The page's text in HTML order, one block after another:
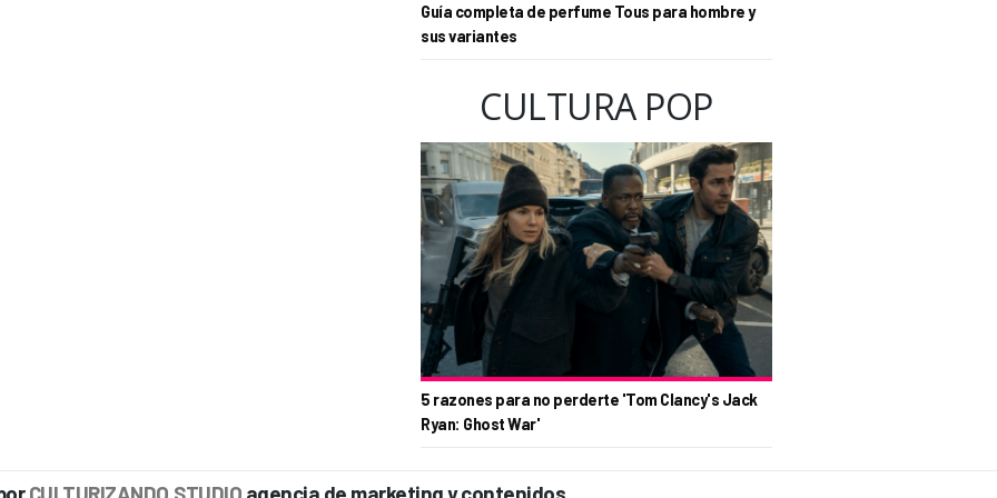
Guía completa de perfume Tous para hombre y
sus variantes
CULTURA POP
5 razones para no perderte 'Tom Clancy's Jack
Ryan: Ghost War'